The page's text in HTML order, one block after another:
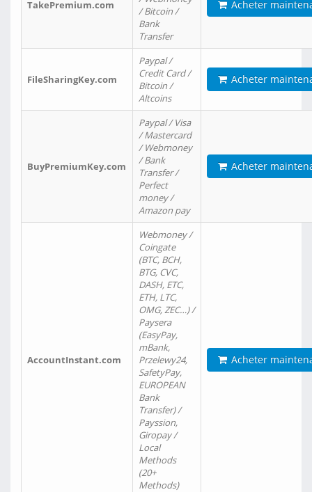
TakePremium.com
/ Bitcoin /
Bank
Transfer
Acheter
FileSharingKey.com
Paypal /
Credit Card /
Bitcoin /
Altcoins
Acheter
BuyPremiumKey.com
Paypal / Visa
/ Mastercard
/ Webmoney
/ Bank
Transfer /
Perfect
money /
Amazon pay
Acheter
AccountInstant.com
Webmoney /
Coingate
(BTC, BCH,
BTG, CVC,
DASH, ETC,
ETH, LTC,
OMG, ZEC…) /
Paysera
(EasyPay,
mBank,
Przelewy24,
SafetyPay,
EUROPEAN
Bank
Transfer) /
Payssion,
Giropay /
Local
Methods
(20+
Methods)
Acheter